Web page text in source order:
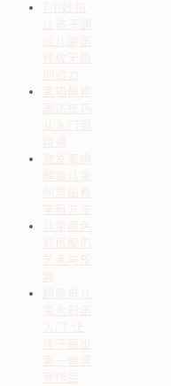
7个妙招
让孩子通
过儿童画
释放无限
创造力
素描静物
画法技巧
从入门到
精通
激发童趣
解锁儿童
创意画教
学新方法
儿童画色
彩搭配的
艺术与乐
超简单儿
童水彩画
入门 让
孩子画出
第一幅漂
亮作品